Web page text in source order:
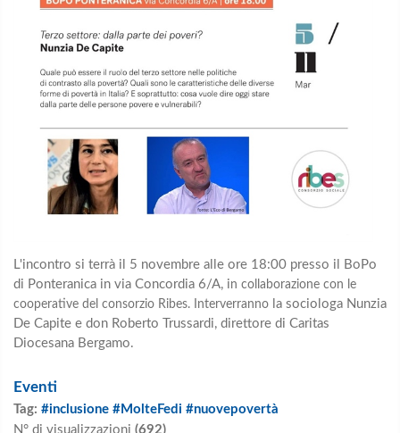
L'incontro si terrà il 5 novembre alle ore 18:00 presso il BoPo
di Ponteranica in via Concordia 6/A, in collaborazione con le
cooperative del consorzio Ribes. Interverranno la sociologa Nunzia
De Capite e don Roberto Trussardi, direttore di Caritas
Diocesana Bergamo.
Eventi
Tag: #inclusione #MolteFedi #nuovepovertà
N° di visualizzazioni (692)